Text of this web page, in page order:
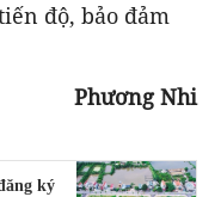
độ, bảo đảm
Phương Nhi
ký